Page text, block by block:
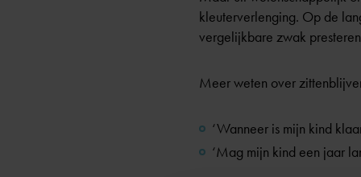
kleuterverlenging. Op de
vergelijkbare zwak
Meer weten over
‘Wanneer is mijn kind
‘Mag mijn kind een jaar